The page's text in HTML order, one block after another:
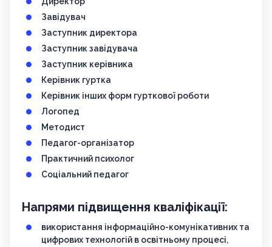
Завідувач
Заступник директора
Заступник завідувача
Заступник керівника
Керівник гуртка
Керівник інших форм гурткової роботи
Логопед
Методист
Педагог-організатор
Практичний психолог
Соціальний педагог
Напрями підвищення кваліфікації:
використання інформаційно-комунікативних та
цифрових технологій в освітньому процесі,